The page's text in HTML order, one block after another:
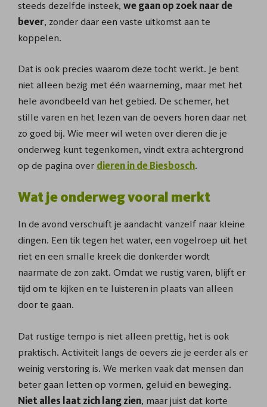
steeds dezelfde insteek, we gaan op zoek naar de
bever, zonder daar een vaste uitkomst aan te
koppelen.
Dat is ook precies waarom deze tocht werkt. Je bent
niet alleen bezig met één waarneming, maar met het
hele avondbeeld van het gebied. De schemer, het
stille varen en het lezen van de oevers horen daar net
zo goed bij. Wie meer wil weten over dieren die je
onderweg kunt tegenkomen, vindt extra achtergrond
op de pagina over dieren in de Biesbosch.
Wat je onderweg vooral merkt
In de avond verschuift je aandacht vanzelf naar kleine
dingen. Een tik tegen het water, een vogelroep uit het
riet en een smalle kreek die donkerder wordt
naarmate de zon zakt. Omdat we rustig varen, blijft er
tijd om te kijken en te luisteren in plaats van alleen
door te gaan.
Dat rustige tempo is niet alleen prettig, het is ook
praktisch. Activiteit langs de oevers zie je eerder als er
weinig verstoring is. We merken vaak dat mensen dan
beter gaan letten op vormen, geluid en beweging.
Niet alles laat zich lang zien, maar juist dat korte